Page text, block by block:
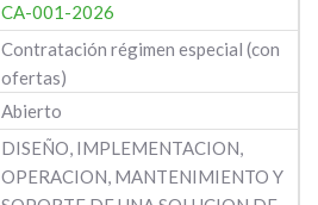
CA-001-2026
Contratación régimen especial (con
ofertas)
Abierto
DISEÑO, IMPLEMENTACION,
OPERACION, MANTENIMIENTO Y